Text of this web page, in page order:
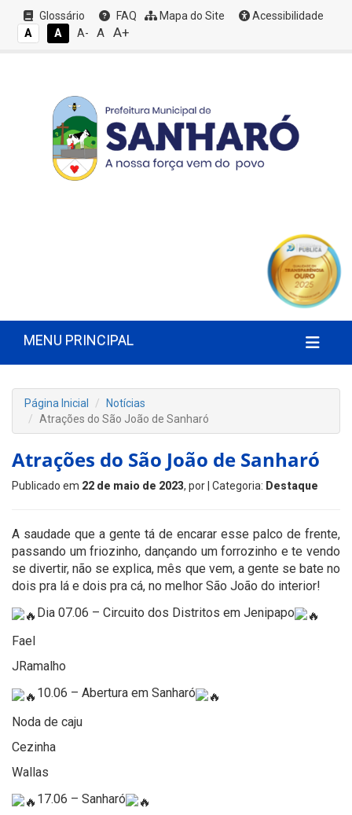
Glossário FAQ Mapa do Site
Acessibilidade
A
A A- A A+
MENU PRINCIPAL
Página Inicial
Notícias
Atrações do São João de Sanharó
Atrações do São João de Sanharó
Publicado em 22 de maio de 2023, por | Categoria: Destaque
A saudade que a gente tá de encarar esse palco de frente,
passando um friozinho, dançando um forrozinho e te vendo
se divertir, não se explica, mês que vem, a gente se bate no
dois pra lá e dois pra cá, no melhor São João do interior!
Dia 07.06 – Circuito dos Distritos em Jenipapo
Fael
JRamalho
10.06 – Abertura em Sanharó
Noda de caju
Cezinha
Wallas
17.06 – Sanharó